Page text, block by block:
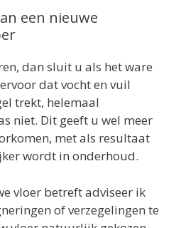
een nieuwe
dan sluit u als het ware
dat vocht en vuil
trekt, helemaal
niet. Dit geeft u wel meer
met als resultaat
wordt in onderhoud.
vloer betreft adviseer ik
of verzegelingen te